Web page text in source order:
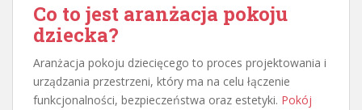
Co to jest aranżacja pokoju
dziecka?
Aranżacja pokoju dziecięcego to proces projektowania i
urządzania przestrzeni, który ma na celu łączenie
funkcjonalności, bezpieczeństwa oraz estetyki. Pokój